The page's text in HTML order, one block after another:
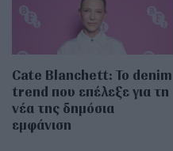
Cate Blanchett: Το denim
trend που επέλεξε για τη
νέα της δημόσια
εμφάνιση